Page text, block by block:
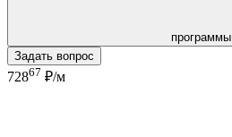
программы
Задать вопрос
72867 ₽/м